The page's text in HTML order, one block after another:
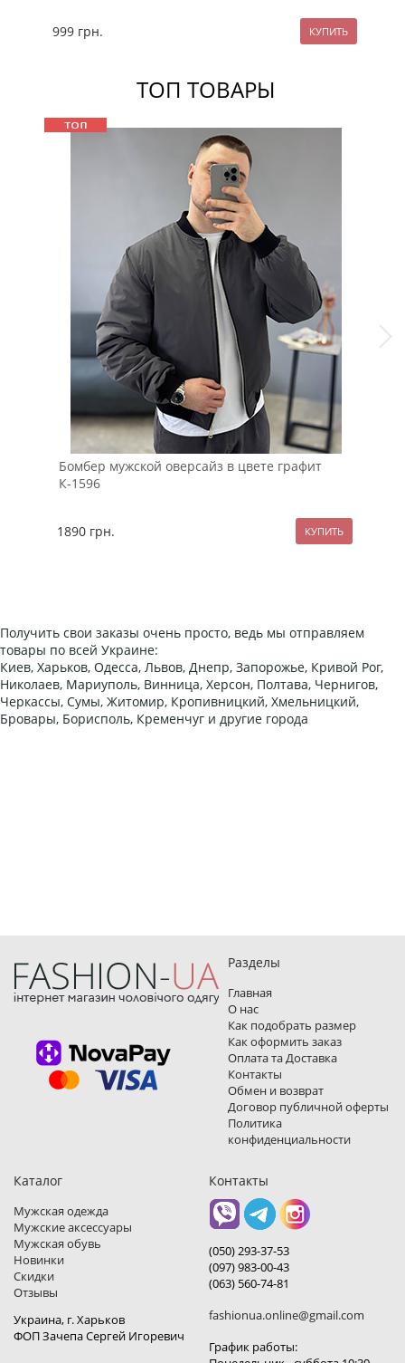
999 грн.
ТОП ТОВАРЫ
Бомбер мужской оверсайз в цвете графит
К-1596
1890 грн.
Получить свои заказы очень просто, ведь мы отправляем
товары по всей Украине:
Киев, Харьков, Одесса, Львов, Днепр, Запорожье, Кривой Рог,
Николаев, Мариуполь, Винница, Херсон, Полтава, Чернигов,
Черкассы, Сумы, Житомир, Кропивницкий, Хмельницкий,
Бровары, Борисполь, Кременчуг и другие города
Разделы
Главная
О нас
Как подобрать размер
Как оформить заказ
Оплата та Доставка
Контакты
Обмен и возврат
Договор публичной оферты
Политика
конфиденциальности
Каталог
Мужская одежда
Мужские аксессуары
Мужская обувь
Новинки
Скидки
Отзывы
Украина, г. Харьков
ФОП Зачепа Сергей Игоревич
Контакты
(050) 293-37-53
(097) 983-00-43
(063) 560-74-81
fashionua.online@gmail.com
График работы: